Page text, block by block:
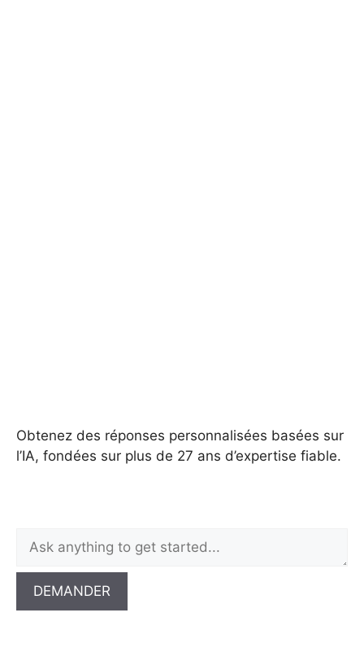
Obtenez des réponses personnalisées basées sur
l’IA, fondées sur plus de 27 ans d’expertise fiable.
DEMANDER